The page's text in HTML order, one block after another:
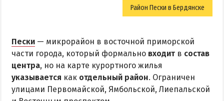
Район Пески в Бердянске
Пески — микрорайон в восточной приморской
части города, который формально входит в состав
центра, но на карте курортного жилья
указывается как отдельный район. Ограничен
улицами Первомайской, Ямбольской, Лиепальской